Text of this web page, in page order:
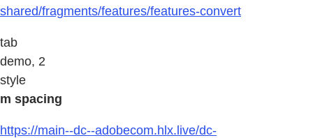
shared/fragments/features/features-convert
tab
demo, 2
style
m spacing
https://main--dc--adobecom.hlx.live/dc-